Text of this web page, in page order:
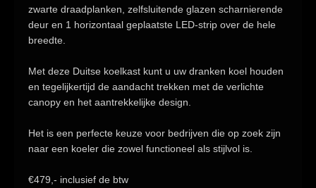
zwarte draadplanken, zelfsluitende glazen scharnierende
deur en 1 horizontaal geplaatste LED-strip over de hele
breedte.
Met deze Duitse koelkast kunt u uw dranken koel houden
en tegelijkertijd de aandacht trekken met de verlichte
canopy en het aantrekkelijke design.
Het is een perfecte keuze voor bedrijven die op zoek zijn
naar een koeler die zowel functioneel als stijlvol is.
€479,- inclusief de btw